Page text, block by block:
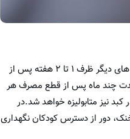
دارو در درمان سرطان ها، ظرف ۱ تا ۲ ماه و اثرات دارو در درمان بیماری های دیگر ظرف ۱ تا ۲ هفته پس از
۱ تا ۲ روز و اثرات نوع تزریقی آن مدت چند ماه پس از قطع مصرف هر
نیز متابولیزه خواهد شد.در
دور از دسترس کودکان نگهداری